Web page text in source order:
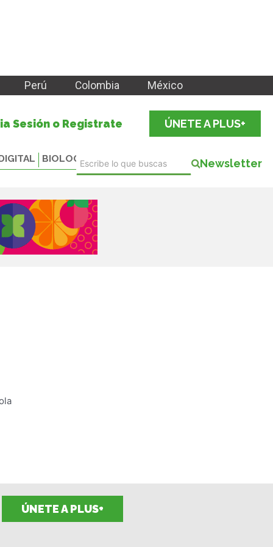
Perú Colombia México
Sesión o Registrate ÚNETE A PLUS+
BIOLOGICALS Newsletter
ÚNETE A PLUS+